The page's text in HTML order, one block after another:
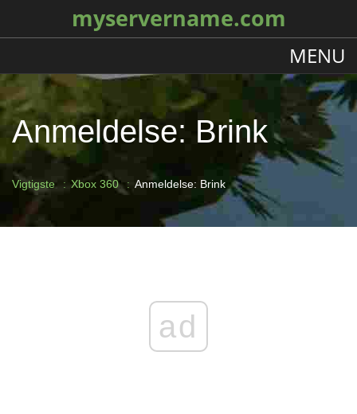
myservername.com
MENU
Anmeldelse: Brink
Vigtigste Xbox 360 Anmeldelse: Brink
ad